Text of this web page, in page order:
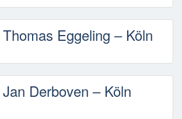
Eggeling – Köln
Derboven – Köln